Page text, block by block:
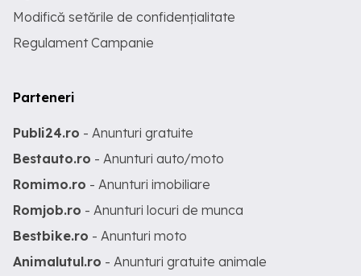
Modifică setările de confidențialitate
Regulament Campanie
Parteneri
Publi24.ro - Anunturi gratuite
Bestauto.ro - Anunturi auto/moto
Romimo.ro - Anunturi imobiliare
Romjob.ro - Anunturi locuri de munca
Bestbike.ro - Anunturi moto
Animalutul.ro - Anunturi gratuite animale